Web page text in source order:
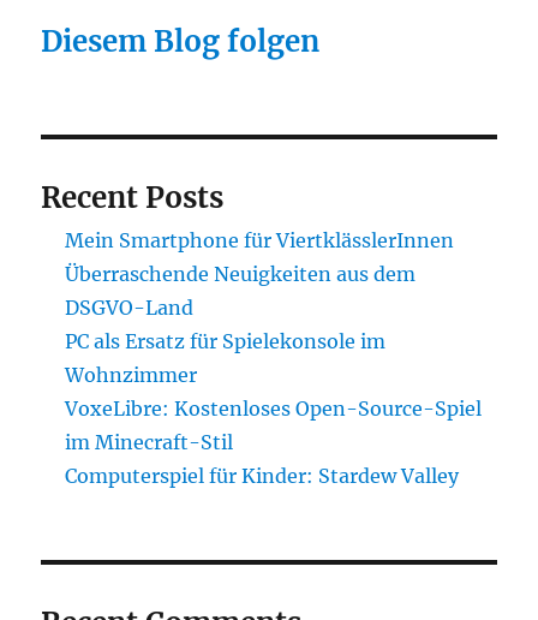
Diesem Blog folgen
Recent Posts
Mein Smartphone für ViertklässlerInnen
Überraschende Neuigkeiten aus dem
DSGVO-Land
PC als Ersatz für Spielekonsole im
Wohnzimmer
VoxeLibre: Kostenloses Open-Source-Spiel
im Minecraft-Stil
Computerspiel für Kinder: Stardew Valley